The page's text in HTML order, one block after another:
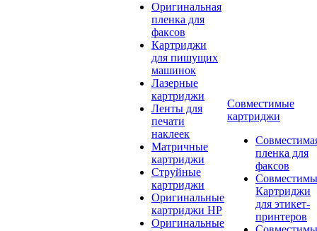
Оригинальная
пленка для
факсов
Картриджи
для пишущих
машинок
Лазерные
картриджи
Ленты для
печати
наклеек
Матричные
картриджи
Струйные
картриджи
Оригинальные
картриджи HP
Оригинальные
Совместимые
картриджи
пленка для
факсов
Картриджи
для этикет-
принтеров